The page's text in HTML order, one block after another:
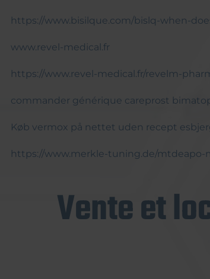
https://www.bisilque.com/bislq-when-
www.revel-medical.fr
https://www.revel-medical.fr/revelm-
commander générique careprost
Køb vermox på nettet uden recept
https://www.merkle-tuning.de/
Vente et